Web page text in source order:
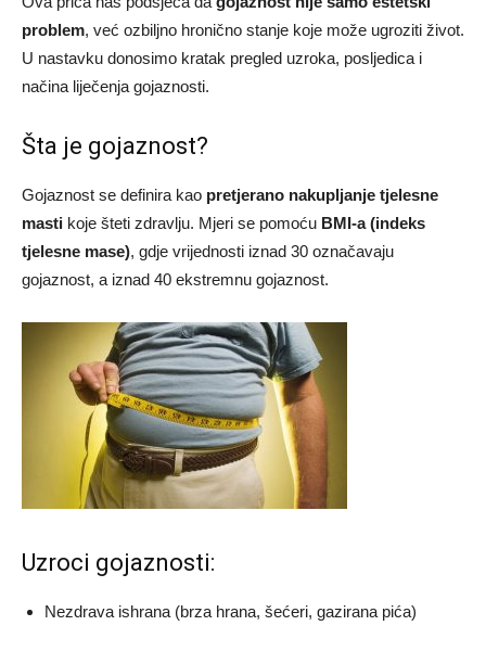
problem, već ozbiljno hronično stanje koje može ugroziti život.
U nastavku donosimo kratak pregled uzroka, posljedica i
načina liječenja gojaznosti.
Šta je gojaznost?
Gojaznost se definira kao pretjerano nakupljanje tjelesne
masti koje šteti zdravlju. Mjeri se pomoću BMI-a (indeks
tjelesne mase), gdje vrijednosti iznad 30 označavaju
gojaznost, a iznad 40 ekstremnu gojaznost.
Uzroci gojaznosti:
Nezdrava ishrana (brza hrana, šećeri, gazirana pića)